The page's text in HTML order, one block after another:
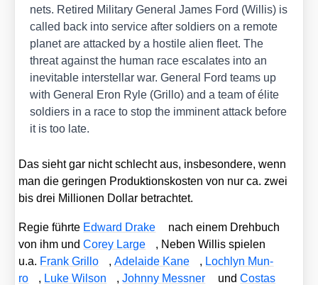
nets. Reti­red Mili­ta­ry Gene­ral James Ford (Wil­lis) is
cal­led back into ser­vice after sol­diers on a remo­te
pla­net are atta­cked by a hosti­le ali­en fleet. The
thre­at against the human race escala­tes into an
ine­vi­ta­ble inter­stel­lar war. Gene­ral Ford teams up
with Gene­ral Eron Ryle (Gril­lo) and a team of éli­te
sol­diers in a race to stop the immi­nent attack befo­re
it is too late.
Das sieht gar nicht schlecht aus, ins­be­son­de­re, wenn
man die gerin­gen Pro­duk­ti­ons­kos­ten von nur ca. zwei
bis drei Mil­lio­nen Dol­lar betrach­tet.
Regie führ­te Edward Dra­ke
nach einem Dreh­buch
von ihm undCorey Lar­ge
, Neben Wil­lis spie­len
u.a. Frank Gril­lo ,Ade­lai­de Kane , Loch­lyn Mun­
ro
, Luke Wil­son ,John­ny Mess­ner undCos­tas